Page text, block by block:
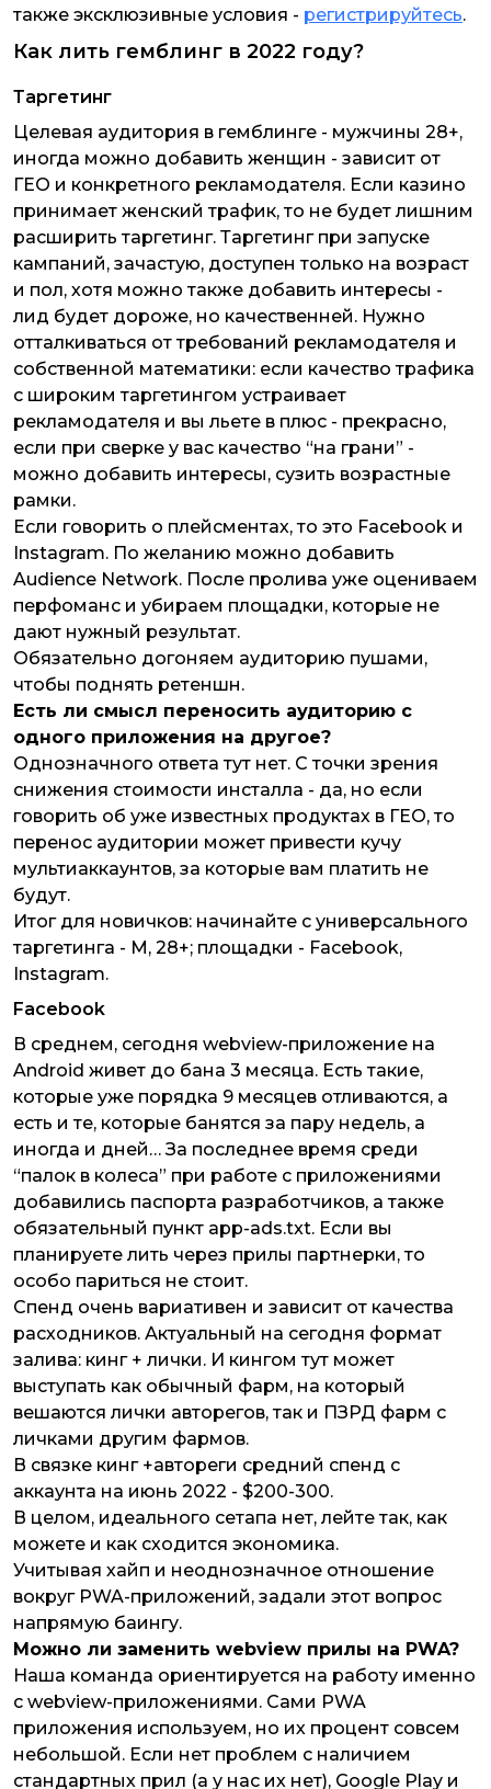
также эксклюзивные условия - регистрируйтесь.
Как лить гемблинг в 2022 году?
Таргетинг
Целевая аудитория в гемблинге - мужчины 28+,
иногда можно добавить женщин - зависит от
ГЕО и конкретного рекламодателя. Если казино
принимает женский трафик, то не будет лишним
расширить таргетинг. Таргетинг при запуске
кампаний, зачастую, доступен только на возраст
и пол, хотя можно также добавить интересы -
лид будет дороже, но качественней. Нужно
отталкиваться от требований рекламодателя и
собственной математики: если качество трафика
с широким таргетингом устраивает
рекламодателя и вы льете в плюс - прекрасно,
если при сверке у вас качество “на грани” -
можно добавить интересы, сузить возрастные
рамки.
Если говорить о плейсментах, то это Facebook и
Instagram. По желанию можно добавить
Audience Network. После пролива уже оцениваем
перфоманс и убираем площадки, которые не
дают нужный результат.
Обязательно догоняем аудиторию пушами,
чтобы поднять ретеншн.
Есть ли смысл переносить аудиторию с
одного приложения на другое?
Однозначного ответа тут нет. С точки зрения
снижения стоимости инсталла - да, но если
говорить об уже известных продуктах в ГЕО, то
перенос аудитории может привести кучу
мультиаккаунтов, за которые вам платить не
будут.
Итог для новичков: начинайте с универсального
таргетинга - М, 28+; площадки - Facebook,
Instagram.
Facebook
В среднем, сегодня webview-приложение на
Android живет до бана 3 месяца. Есть такие,
которые уже порядка 9 месяцев отливаются, а
есть и те, которые банятся за пару недель, а
иногда и дней… За последнее время среди
“палок в колеса” при работе с приложениями
добавились паспорта разработчиков, а также
обязательный пункт app-ads.txt. Если вы
планируете лить через прилы партнерки, то
особо париться не стоит.
Спенд очень вариативен и зависит от качества
расходников. Актуальный на сегодня формат
залива: кинг + лички. И кингом тут может
выступать как обычный фарм, на который
вешаются лички авторегов, так и ПЗРД фарм с
личками другим фармов.
В связке кинг +автореги средний спенд с
аккаунта на июнь 2022 - $200-300.
В целом, идеального сетапа нет, лейте так, как
можете и как сходится экономика.
Учитывая хайп и неоднозначное отношение
вокруг PWA-приложений, задали этот вопрос
напрямую баингу.
Можно ли заменить webview прилы на PWA?
Наша команда ориентируется на работу именно
с webview-приложениями. Сами PWA
приложения используем, но их процент совсем
небольшой. Если нет проблем с наличием
стандартных прил (а у нас их нет), Google Play и